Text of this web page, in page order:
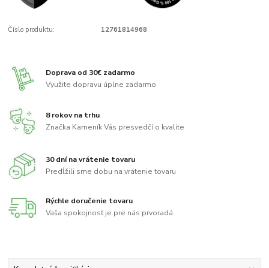
Číslo produktu: 12761814968
Doprava od 30€ zadarmo
Využite dopravu úplne zadarmo
8 rokov na trhu
Značka Kameník Vás presvedčí o kvalite
30 dní na vrátenie tovaru
Predĺžili sme dobu na vrátenie tovaru
Rýchle doručenie tovaru
Vaša spokojnosť je pre nás prvoradá